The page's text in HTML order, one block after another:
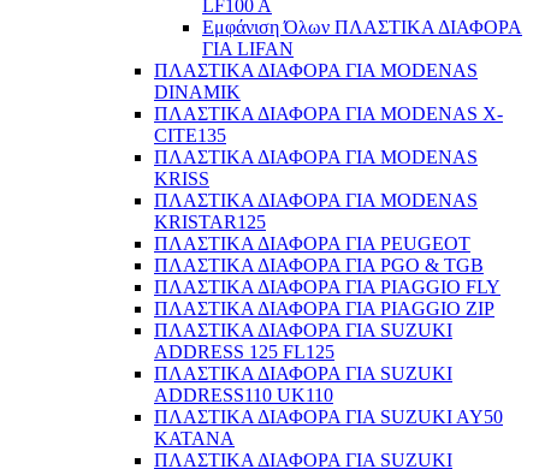
LF100 A
Εμφάνιση Όλων ΠΛΑΣΤΙΚΑ ΔΙΑΦΟΡΑ
ΓΙΑ LIFAN
ΠΛΑΣΤΙΚΑ ΔΙΑΦΟΡΑ ΓΙΑ MODENAS
DINAMIK
ΠΛΑΣΤΙΚΑ ΔΙΑΦΟΡΑ ΓΙΑ MODENAS X-
CITE135
ΠΛΑΣΤΙΚΑ ΔΙΑΦΟΡΑ ΓΙΑ MODENAS
KRISS
ΠΛΑΣΤΙΚΑ ΔΙΑΦΟΡΑ ΓΙΑ MODENAS
KRISTAR125
ΠΛΑΣΤΙΚΑ ΔΙΑΦΟΡΑ ΓΙΑ PEUGEOT
ΠΛΑΣΤΙΚΑ ΔΙΑΦΟΡΑ ΓΙΑ PGO & TGB
ΠΛΑΣΤΙΚΑ ΔΙΑΦΟΡΑ ΓΙΑ PIAGGIO FLY
ΠΛΑΣΤΙΚΑ ΔΙΑΦΟΡΑ ΓΙΑ PIAGGIO ZIP
ΠΛΑΣΤΙΚΑ ΔΙΑΦΟΡΑ ΓΙΑ SUZUKI
ADDRESS 125 FL125
ΠΛΑΣΤΙΚΑ ΔΙΑΦΟΡΑ ΓΙΑ SUZUKI
ADDRESS110 UK110
ΠΛΑΣΤΙΚΑ ΔΙΑΦΟΡΑ ΓΙΑ SUZUKI AY50
KATANA
ΠΛΑΣΤΙΚΑ ΔΙΑΦΟΡΑ ΓΙΑ SUZUKI